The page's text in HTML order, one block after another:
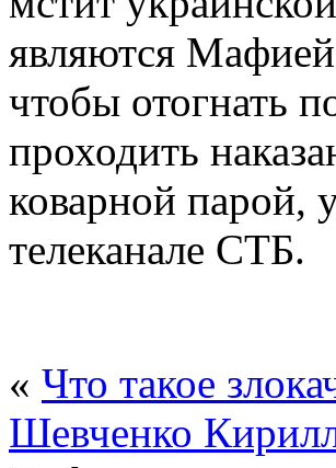
являются
чтобы отогнать
проходить
коварной парой,
телеканале СТБ.
« Что такое
Шевченко